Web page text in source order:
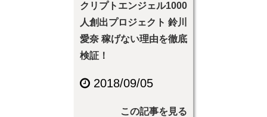
クリプトエンジェル1000
人創出プロジェクト 鈴川
愛奈 稼げない理由を徹底
検証！
2018/09/05
この記事を見る